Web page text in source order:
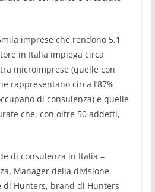
imprese che rendono 5,1
in Italia impiega circa
microimprese (quelle con
rappresentano circa l’87%
di consulenza) e quelle
che, con oltre 50 addetti,
di consulenza in Italia –
Manager della divisione
di Hunters, brand di Hunters